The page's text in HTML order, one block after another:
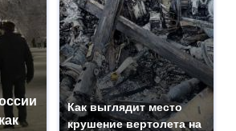
Как выглядит место
крушение вертолета на